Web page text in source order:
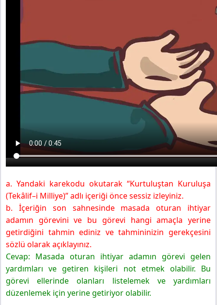
a. Yandaki karekodu okutarak “Kurtuluştan Kuruluşa
(Tekâlif–i Milliye)” adlı içeriği önce sessiz izleyiniz.
b. İçeriğin son sahnesinde masada oturan ihtiyar
adamın görevini ve bu görevi hangi amaçla yerine
getirdiğini tahmin ediniz ve tahmininizin gerekçesini
sözlü olarak açıklayınız.
Cevap: Masada oturan ihtiyar adamın görevi gelen
yardımları ve getiren kişileri not etmek olabilir. Bu
görevi ellerinde olanları listelemek ve yardımları
düzenlemek için yerine getiriyor olabilir.